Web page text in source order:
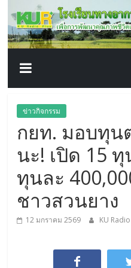
content
โรงเรียน
ทาง
อากาศ​
เพื่อ
พัฒนา
คุณภาพ
ชีวิต
ข่าวกิจกรรม
กยท. มอบทุน
นะ! เปิด 15
ทุนละ
ชาวสวนยาง
12 มกราคม 2569 KU